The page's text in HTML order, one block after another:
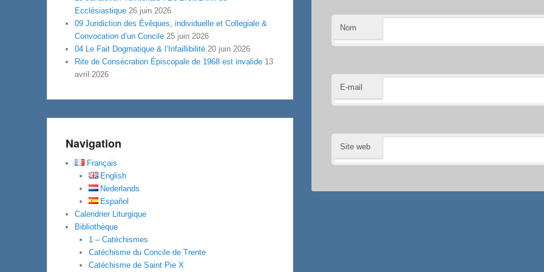
Nom
E-mail
Site web
Ecclésiastique 26 juin 2026
09 Juridiction des Évêques, individuelle et Collegiale &
Convocation d’un Concile 25 juin 2026
04 Le Fait Dogmatique & l’Infaillibilité 20 juin 2026
Rite de Consécration Épiscopale de 1968 est invalide 13
avril 2026
Navigation
Français
English
Nederlands
Español
Calendrier Liturgique
Bibliothèque
1 – Catéchismes
Catéchisme du Concile de Trente
Catéchisme de Saint Pie X